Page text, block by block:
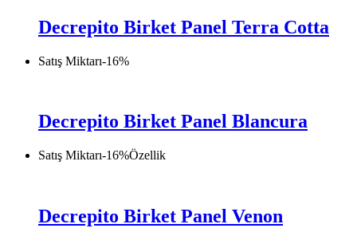
Decrepito Birket Panel Terra Cotta
Satış Miktarı-16%
Decrepito Birket Panel Blancura
Satış Miktarı-16%Özellik
Decrepito Birket Panel Venon